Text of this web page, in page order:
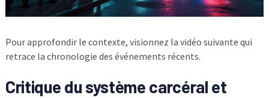
Pour approfondir le contexte, visionnez la vidéo suivante qui
retrace la chronologie des événements récents.
Critique du système carcéral et